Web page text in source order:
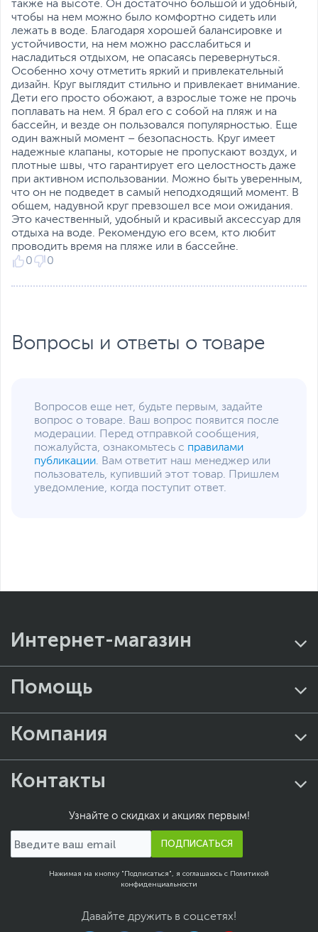
также на высоте. Он достаточно большой и удобный,
чтобы на нем можно было комфортно сидеть или
лежать в воде. Благодаря хорошей балансировке и
устойчивости, на нем можно расслабиться и
насладиться отдыхом, не опасаясь перевернуться.
Особенно хочу отметить яркий и привлекательный
дизайн. Круг выглядит стильно и привлекает внимание.
Дети его просто обожают, а взрослые тоже не прочь
поплавать на нем. Я брал его с собой на пляж и на
бассейн, и везде он пользовался популярностью. Еще
один важный момент – безопасность. Круг имеет
надежные клапаны, которые не пропускают воздух, и
плотные швы, что гарантирует его целостность даже
при активном использовании. Можно быть уверенным,
что он не подведет в самый неподходящий момент. В
общем, надувной круг превзошел все мои ожидания.
Это качественный, удобный и красивый аксессуар для
отдыха на воде. Рекомендую его всем, кто любит
проводить время на пляже или в бассейне.
0
0
Вопросы и ответы о товаре
Вопросов еще нет, будьте первым, задайте
вопрос о товаре. Ваш вопрос появится после
модерации. Перед отправкой сообщения,
пожалуйста, ознакомьтесь с правилами
публикации. Вам ответит наш менеджер или
пользователь, купивший этот товар. Пришлем
уведомление, когда поступит ответ.
Интернет-магазин
Помощь
Компания
Контакты
Узнайте о скидках и акциях первым!
ПОДПИСАТЬСЯ
Нажимая на кнопку "Подписаться", я соглашаюсь с Политикой
конфиденциальности
Давайте дружить в соцсетях!